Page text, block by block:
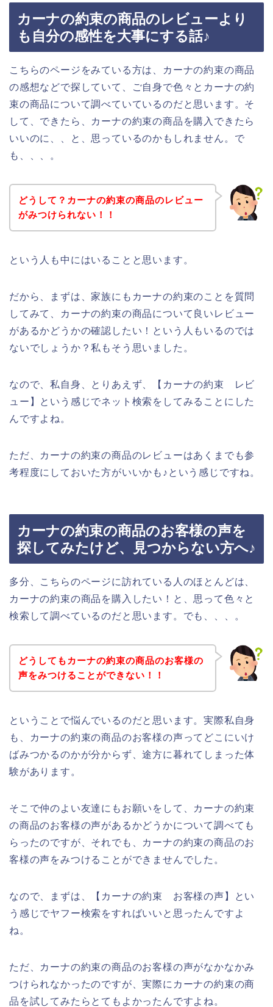
カーナの約束の商品のレビューより
も自分の感性を大事にする話♪
こちらのページをみている方は、カーナの約束の商品
の感想などで探していて、ご自身で色々とカーナの約
束の商品について調べていているのだと思います。そ
して、できたら、カーナの約束の商品を購入できたら
いいのに、、と、思っているのかもしれません。で
も、、、。
どうして？カーナの約束の商品のレビュー
がみつけられない！！
という人も中にはいることと思います。
だから、まずは、家族にもカーナの約束のことを質問
してみて、カーナの約束の商品について良いレビュー
があるかどうかの確認したい！という人もいるのでは
ないでしょうか？私もそう思いました。
なので、私自身、とりあえず、【カーナの約束 レビ
ュー】という感じでネット検索をしてみることにした
んですよね。
ただ、カーナの約束の商品のレビューはあくまでも参
考程度にしておいた方がいいかも♪という感じですね。
カーナの約束の商品のお客様の声を
探してみたけど、見つからない方へ♪
多分、こちらのページに訪れている人のほとんどは、
カーナの約束の商品を購入したい！と、思って色々と
検索して調べているのだと思います。でも、、、。
どうしてもカーナの約束の商品のお客様の
声をみつけることができない！！
ということで悩んでいるのだと思います。実際私自身
も、カーナの約束の商品のお客様の声ってどこにいけ
ばみつかるのかが分からず、途方に暮れてしまった体
験があります。
そこで仲のよい友達にもお願いをして、カーナの約束
の商品のお客様の声があるかどうかについて調べても
らったのですが、それでも、カーナの約束の商品のお
客様の声をみつけることができませんでした。
なので、まずは、【カーナの約束 お客様の声】とい
う感じでヤフー検索をすればいいと思ったんですよ
ね。
ただ、カーナの約束の商品のお客様の声がなかなかみ
つけられなかったのですが、実際にカーナの約束の商
品を試してみたらとてもよかったんですよね。